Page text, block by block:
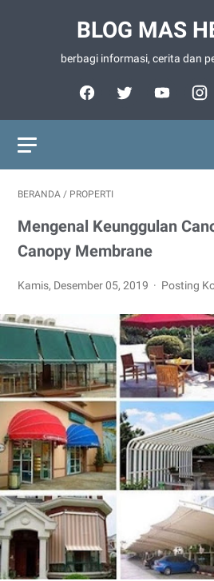
BLOG MAS
berbagi informasi, cerita dan
BERANDA / PROPERTI
Mengenal Keunggulan
Canopy Membrane
Kamis, Desember 05, 2019 Posting